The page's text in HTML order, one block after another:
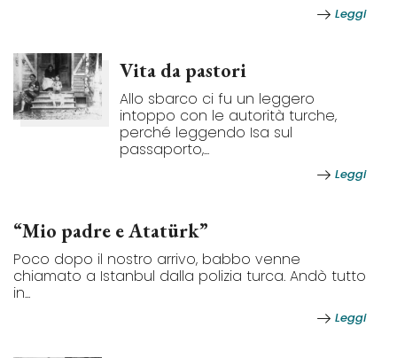
Leggi
Vita da pastori
Allo sbarco ci fu un leggero
intoppo con le autorità turche,
perché leggendo Isa sul
passaporto,...
Leggi
“Mio padre e Atatürk”
Poco dopo il nostro arrivo, babbo venne
chiamato a Istanbul dalla polizia turca. Andò tutto
in...
Leggi